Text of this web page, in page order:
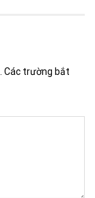
Các trường bắt